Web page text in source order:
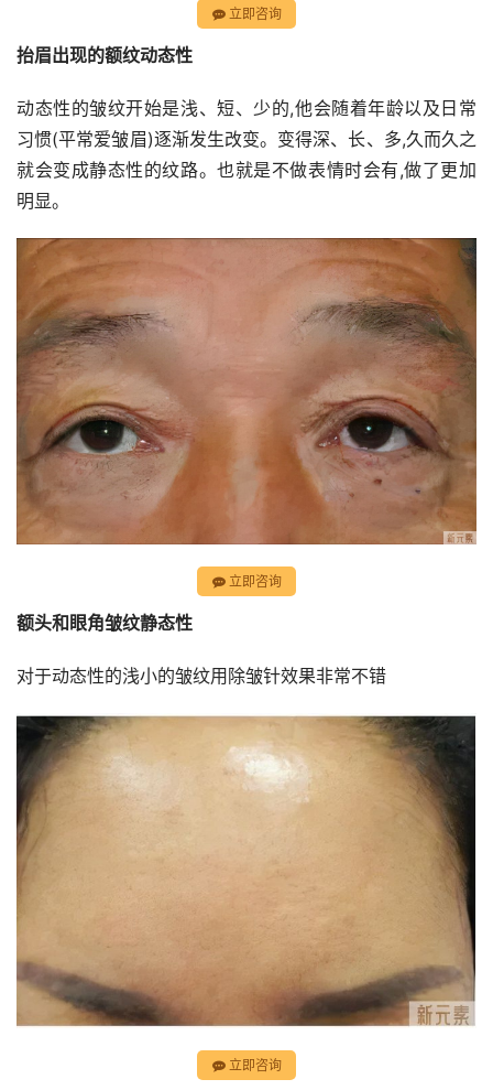
立即咨询
抬眉出现的额纹动态性
动态性的皱纹开始是浅、短、少的,他会随着年龄以及日常
习惯(平常爱皱眉)逐渐发生改变。变得深、长、多,久而久之
就会变成静态性的纹路。也就是不做表情时会有,做了更加
明显。
立即咨询
额头和眼角皱纹静态性
对于动态性的浅小的皱纹用除皱针效果非常不错
立即咨询